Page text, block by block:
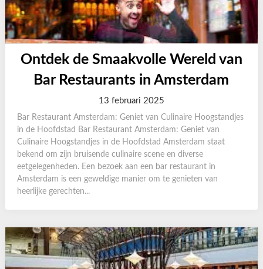
Ontdek de Smaakvolle Wereld van
Bar Restaurants in Amsterdam
13 februari 2025
Bar Restaurant Amsterdam: Geniet van Culinaire Hoogstandjes
in de Hoofdstad Bar Restaurant Amsterdam: Geniet van
Culinaire Hoogstandjes in de Hoofdstad Amsterdam staat
bekend om zijn bruisende culinaire scene en diverse
eetgelegenheden. Een bezoek aan een bar restaurant in
Amsterdam is een geweldige manier om te genieten van
heerlijke gerechten...